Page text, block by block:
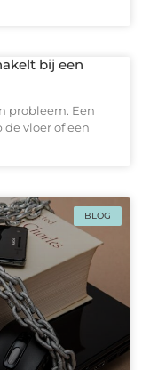
bij een
probleem. Een
vloer of een
BLOG